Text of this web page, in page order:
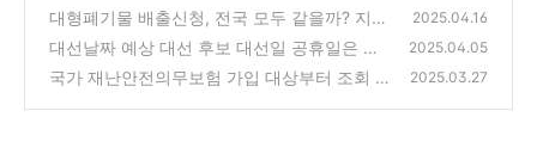
성향 라이브 시청하기
(0)
대형폐기물 배출신청, 전국 모두 같을까? 지역
별 신청 방법 정리
(0)
2025.04.16
대선날짜 예상 대선 후보 대선일 공휴일은 어
떻게 될까요?
(0)
2025.04.05
국가 재난안전의무보험 가입 대상부터 조회 방
2025.03.27